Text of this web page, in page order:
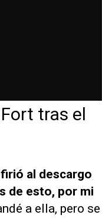
tras el
al descargo
de esto, por mi
a ella, pero se